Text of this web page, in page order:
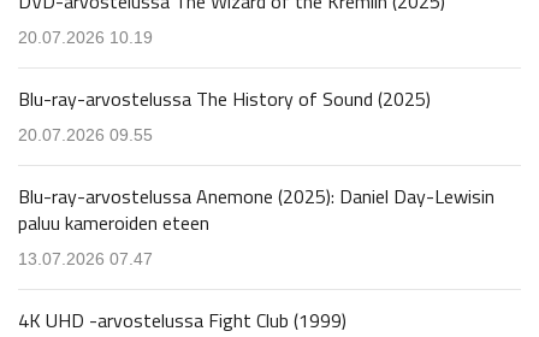
20.07.2026 10.19
Blu-ray-arvostelussa The History of Sound (2025)
20.07.2026 09.55
Blu-ray-arvostelussa Anemone (2025): Daniel Day-Lewisin
paluu kameroiden eteen
13.07.2026 07.47
4K UHD -arvostelussa Fight Club (1999)